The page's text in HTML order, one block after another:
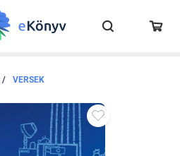
/ VERSEK